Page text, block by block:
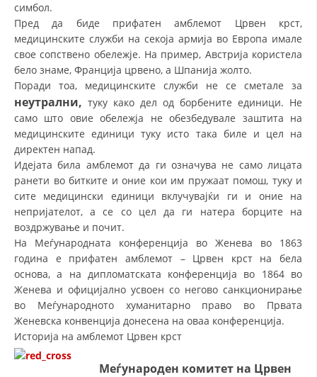
ЗАКОН ЗА ЦКРМ
СТАТУТ НА ЦКРМ
ОРГАНИЗАЦИЈА И РАЗВОЈ
СОБРАНИЕ
СТРУКТУРА И ОРГАНИЗАЦИОНА ПОСТАВЕНОСТ
ДИСЕМИНАЦИЈА
MЕЃУНАРОДНО ХУМАНИТАРНО ПРАВО
ПРОМОЦИЈА НА ХУМАНИ ВРЕДНОСТИ
УПОТРЕБА И ЗАШТИТА НА АМБЛЕМОТ
КАКО ДА ДОНИРАТЕ
симбол.
Пред да биде прифатен амблемот Црвен крст,
медицинските служби на секоја армија во Европа имале
свое сопствено обележје. На пример, Австрија користела
бело знаме, Франција црвено, а Шпанија жолто.
Поради тоа, медицинските служби не се сметале за
неутрални, туку како дел од борбените единици. Не
само што овие обележја не обезбедувале заштита на
медицинските единици туку исто така биле и цел на
директен напад.
Идејата била амблемот да ги означува не само лицата
ранети во битките и оние кои им пружаат помош, туку и
сите медицински единици вклучувајќи ги и оние на
непријателот, а се со цел да ги натера борците на
воздржување и почит.
На Меѓународната конференција во Женева во 1863
година е прифатен амблемот – Црвен крст на бела
основа, а на дипломатската конференција во 1864 во
Женева и официјално усвоен со негово санкционирање
во Меѓународното хуманитарно право во Првата
Женевска конвенција донесена на оваа конференција.
Историја на амблемот Црвен крст
Меѓународен комитет на Црвен